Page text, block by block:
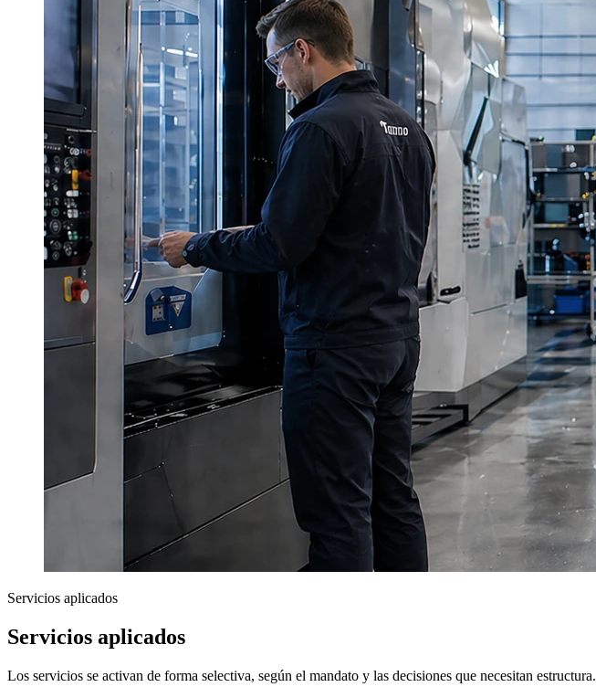
Servicios aplicados
Servicios aplicados
Los servicios se activan de forma selectiva, según el mandato y las decisiones que necesitan estructura.